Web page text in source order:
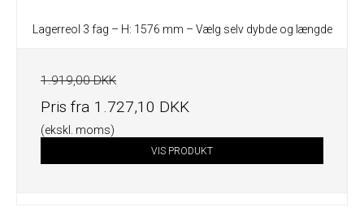
Lagerreol 3 fag – H: 1576 mm – Vælg selv dybde og længde
1.919,00 DKK
Pris fra 1.727,10 DKK
(ekskl. moms)
VIS PRODUKT